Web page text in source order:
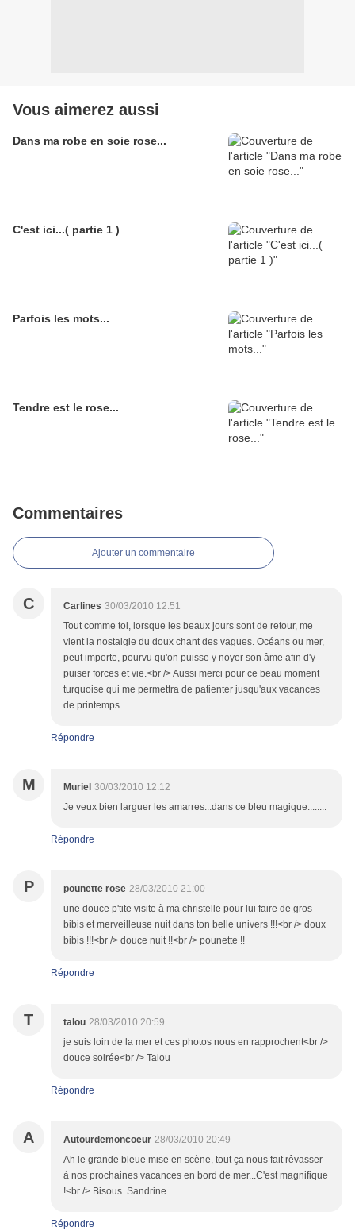
Vous aimerez aussi
Dans ma robe en soie rose...
C'est ici...( partie 1 )
Parfois les mots...
Tendre est le rose...
Commentaires
Ajouter un commentaire
C Carlines 30/03/2010 12:51
Tout comme toi, lorsque les beaux jours sont de retour, me
vient la nostalgie du doux chant des vagues. Océans ou mer,
peut importe, pourvu qu'on puisse y noyer son âme afin d'y
puiser forces et vie.<br /> Aussi merci pour ce beau moment
turquoise qui me permettra de patienter jusqu'aux vacances
de printemps...
Répondre
M Muriel 30/03/2010 12:12
Je veux bien larguer les amarres...dans ce bleu magique........
Répondre
P pounette rose 28/03/2010 21:00
une douce p'tite visite à ma christelle pour lui faire de gros
bibis et merveilleuse nuit dans ton belle univers !!!<br /> doux
bibis !!!<br /> douce nuit !!<br /> pounette !!
Répondre
T talou 28/03/2010 20:59
je suis loin de la mer et ces photos nous en rapprochent<br />
douce soirée<br /> Talou
Répondre
A Autourdemoncoeur 28/03/2010 20:49
Ah le grande bleue mise en scène, tout ça nous fait rêvasser
à nos prochaines vacances en bord de mer...C'est magnifique
!<br /> Bisous. Sandrine
Répondre